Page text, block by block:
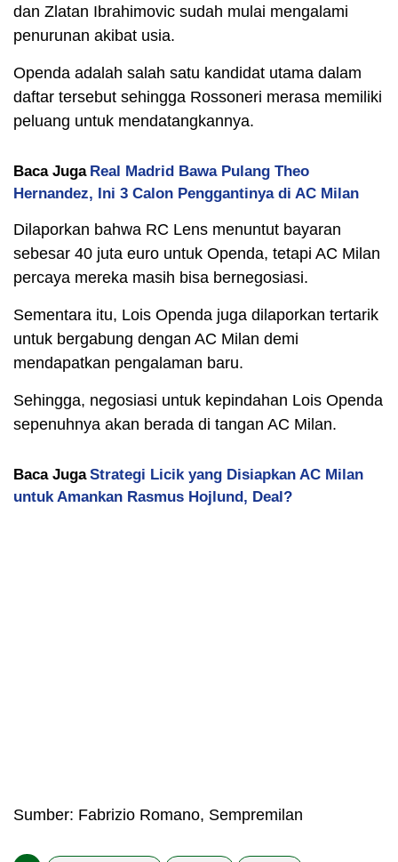
dan Zlatan Ibrahimovic sudah mulai mengalami
penurunan akibat usia.
Openda adalah salah satu kandidat utama dalam
daftar tersebut sehingga Rossoneri merasa memiliki
peluang untuk mendatangkannya.
Baca Juga Real Madrid Bawa Pulang Theo
Hernandez, Ini 3 Calon Penggantinya di AC Milan
Dilaporkan bahwa RC Lens menuntut bayaran
sebesar 40 juta euro untuk Openda, tetapi AC Milan
percaya mereka masih bisa bernegosiasi.
Sementara itu, Lois Openda juga dilaporkan tertarik
untuk bergabung dengan AC Milan demi
mendapatkan pengalaman baru.
Sehingga, negosiasi untuk kepindahan Lois Openda
sepenuhnya akan berada di tangan AC Milan.
Baca Juga Strategi Licik yang Disiapkan AC Milan
untuk Amankan Rasmus Hojlund, Deal?
Sumber: Fabrizio Romano, Sempremilan